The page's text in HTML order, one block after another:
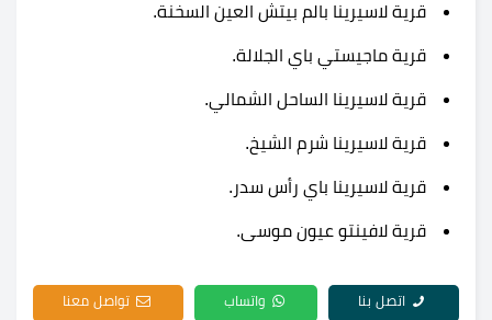
قرية لاسيرينا بالم بيتش العين السخنة.
قرية ماجيستي باي الجلالة.
قرية لاسيرينا الساحل الشمالي.
قرية لاسيرينا شرم الشيخ.
قرية لاسيرينا باي رأس سدر.
قرية لافينتو عيون موسى.
اتصل بنا واتساب تواصل معنا